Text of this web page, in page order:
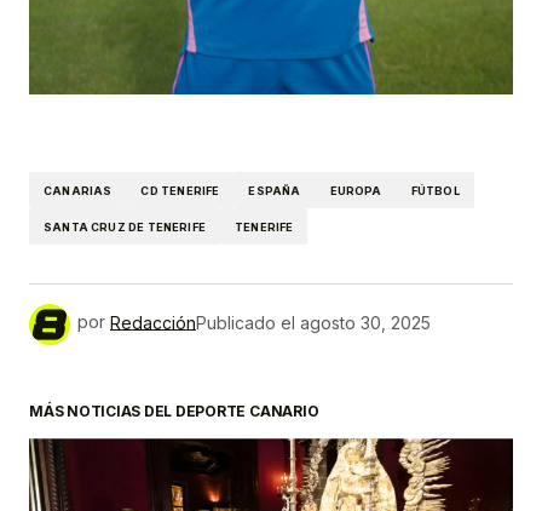
CANARIAS CD TENERIFE ESPAÑA EUROPA FÚTBOL
SANTA CRUZ DE TENERIFE TENERIFE
por RedacciónPublicado el agosto 30, 2025
MÁS NOTICIAS DEL DEPORTE CANARIO